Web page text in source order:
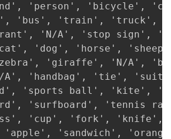
'person', 'bicycle',
'bus', 'train', 'truck',
'N/A', 'stop sign',
'dog', 'horse',
'giraffe', 'N/A',
A', 'handbag', 'tie',
'sports ball', 'kite',
'surfboard', 'tennis
'cup', 'fork', 'knife',
'apple', 'sandwich',